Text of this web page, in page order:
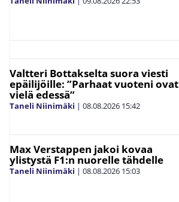
Valtteri Bottakselta suora viesti
epäilijöille: ”Parhaat vuoteni ovat
vielä edessä”
Taneli Niinimäki | 08.08.2026 15:42
Max Verstappen jakoi kovaa
ylistystä F1:n nuorelle tähdelle
Taneli Niinimäki | 08.08.2026 15:03